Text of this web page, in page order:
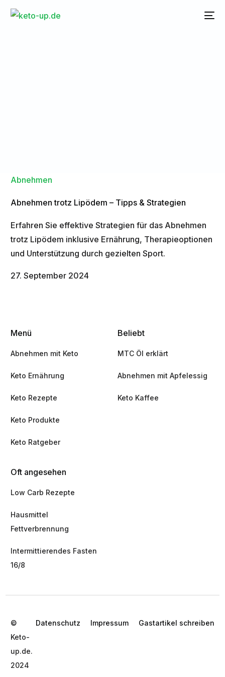
Abnehmen
Abnehmen trotz Lipödem – Tipps & Strategien
Erfahren Sie effektive Strategien für das Abnehmen
trotz Lipödem inklusive Ernährung, Therapieoptionen
und Unterstützung durch gezielten Sport.
27. September 2024
Menü
Abnehmen mit Keto
Keto Ernährung
Keto Rezepte
Keto Produkte
Keto Ratgeber
Beliebt
MTC Öl erklärt
Abnehmen mit Apfelessig
Keto Kaffee
Oft angesehen
Low Carb Rezepte
Hausmittel
Fettverbrennung
Intermittierendes Fasten
16/8
©
Keto-
up.de.
2024
Datenschutz Impressum Gastartikel schreiben